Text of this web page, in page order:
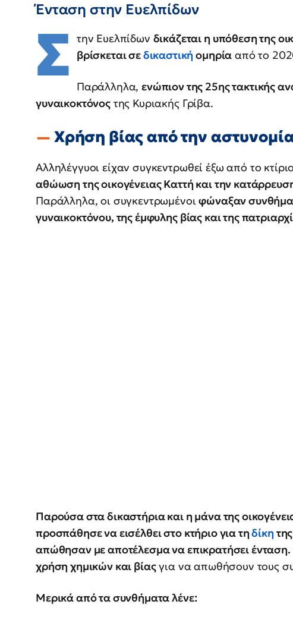
Ένταση στην Ευελπίδων
Σ την Ευελπίδων δικάζεται η υπόθεση της
βρίσκεται σεδικαστική ομηρία από το
Παράλληλα,ενώπιον της 25ης τακτικής
γυναικοκτόνοςτης Κυριακής Γρίβα.
Χρήση βίας από την
Αλληλέγγυοι είχαν συγκεντρωθεί έξω από το
αθώωση της οικογένειας Καττή και την
Παράλληλα, οι συγκεντρωμένοιφώναξαν
γυναικοκτόνου, της έμφυλης βίας και της
Παρούσα στα δικαστήρια και η μάνα της
προσπάθησε να εισέλθει στο κτήριο για τηδίκη
απώθησαν με αποτέλεσμα να επικρατήσει ένταση.
χρήση χημικών και βίαςγια να απωθήσουν τους
Μερικά από τα συνθήματα λένε: